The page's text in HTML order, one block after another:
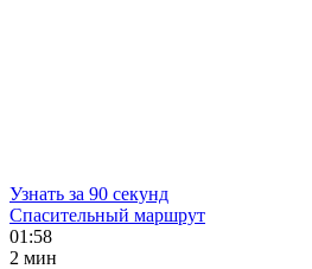
Узнать за 90 секунд
Спасительный маршрут
01:58
2 мин